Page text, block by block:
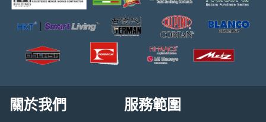
關於我們 服務範圍